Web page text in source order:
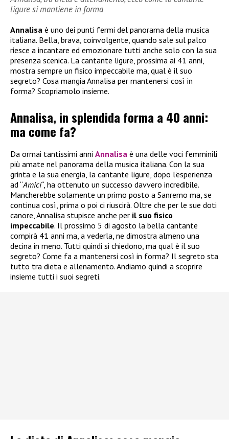
ligure si mantiene in forma
Annalisa è uno dei punti fermi del panorama della musica
italiana. Bella, brava, coinvolgente, quando sale sul palco
riesce a incantare ed emozionare tutti anche solo con la sua
presenza scenica. La cantante ligure, prossima ai 41 anni,
mostra sempre un fisico impeccabile ma, qual è il suo
segreto? Cosa mangia Annalisa per mantenersi così in
forma? Scopriamolo insieme.
Annalisa, in splendida forma a 40 anni:
ma come fa?
Da ormai tantissimi anni Annalisa è una delle voci femminili
più amate nel panorama della musica italiana. Con la sua
grinta e la sua energia, la cantante ligure, dopo l’esperienza
ad “Amici“, ha ottenuto un successo davvero incredibile.
Mancherebbe solamente un primo posto a Sanremo ma, se
continua così, prima o poi ci riuscirà. Oltre che per le sue doti
canore, Annalisa stupisce anche per il suo fisico
impeccabile. Il prossimo 5 di agosto la bella cantante
compirà 41 anni ma, a vederla, ne dimostra almeno una
decina in meno. Tutti quindi si chiedono, ma qual è il suo
segreto? Come fa a mantenersi così in forma? Il segreto sta
tutto tra dieta e allenamento. Andiamo quindi a scoprire
insieme tutti i suoi segreti.